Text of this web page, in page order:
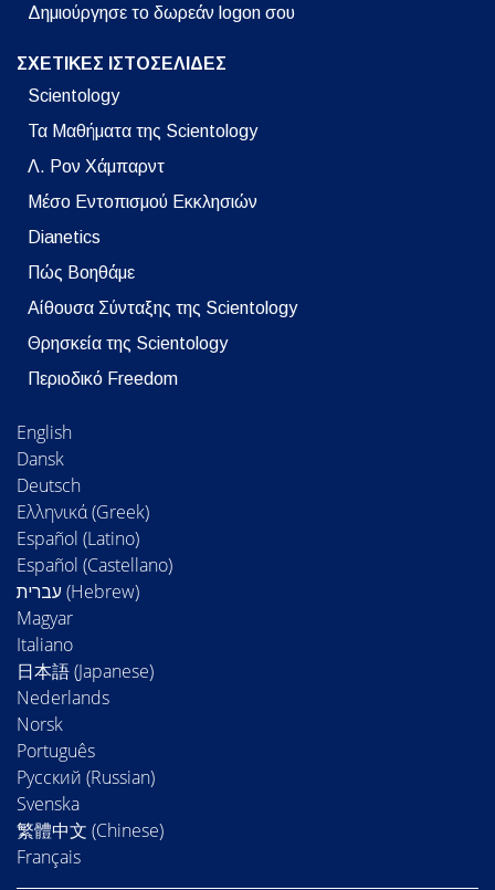
Δημιούργησε το δωρεάν logon σου
ΣΧΕΤΙΚΕΣ ΙΣΤΟΣΕΛΙΔΕΣ
Scientology
Τα Μαθήματα της Scientology
Λ. Ρον Χάμπαρντ
Μέσο Εντοπισμού Εκκλησιών
Dianetics
Πώς Βοηθάμε
Αίθουσα Σύνταξης της Scientology
Θρησκεία της Scientology
Περιοδικό Freedom
English
Dansk
Deutsch
Ελληνικά (Greek)
Español (Latino)
Español (Castellano)
Magyar
Italiano
日本語 (Japanese)
Nederlands
Norsk
Português
Русский (Russian)
Svenska
繁體中文 (Chinese)
Français